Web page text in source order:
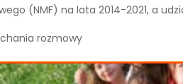
(NMF) na lata 2014-2021, a
rozmowy